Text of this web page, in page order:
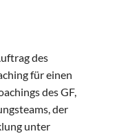
des
für einen
des GF,
der
unter